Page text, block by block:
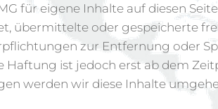
für eigene Inhalte auf diesen
übermittelte oder gespeicherte
zur Entfernung oder
Haftung ist jedoch erst ab dem
werden wir diese Inhalte